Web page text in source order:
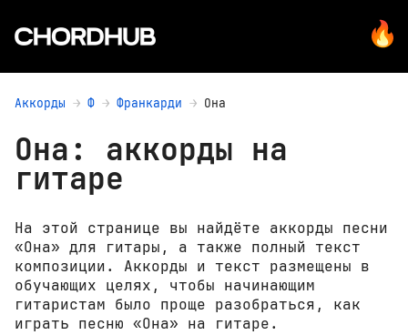
Аккорды Ф Франкарди Она
Она: аккорды на
гитаре
На этой странице вы найдёте аккорды песни
«Она» для гитары, а также полный текст
композиции. Аккорды и текст размещены в
обучающих целях, чтобы начинающим
гитаристам было проще разобраться, как
играть песню «Она» на гитаре.